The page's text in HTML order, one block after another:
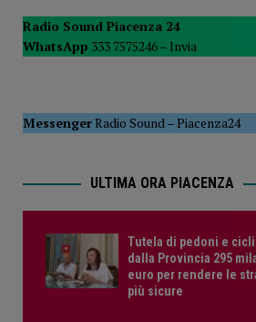
del Consiglio POLITICA
[ 5 Agosto 2026 ] Tutela
Radio Sound Piacenza 24
WhatsApp 333 7575246 – Invia
MessengerRadio Sound–Piacenza24
ULTIMA ORA PIACENZA
Tutela di pedoni e
dalla Provincia 295
euro per rendere le
più sicure